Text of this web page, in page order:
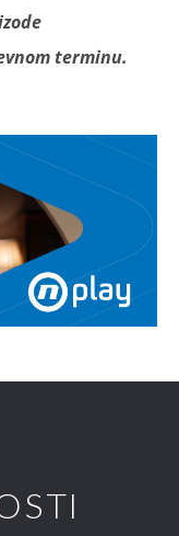
terminu.